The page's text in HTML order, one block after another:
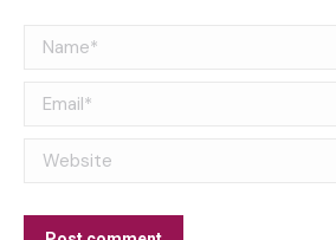
Name *
Email *
Website